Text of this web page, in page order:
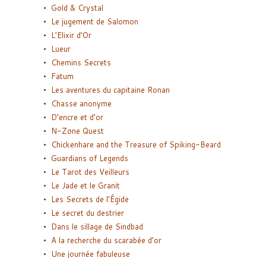
Gold & Crystal
Le jugement de Salomon
L’Elixir d’Or
Lueur
Chemins Secrets
Fatum
Les aventures du capitaine Ronan
Chasse anonyme
D’encre et d’or
N-Zone Quest
Chickenhare and the Treasure of Spiking-Beard
Guardians of Legends
Le Tarot des Veilleurs
Le Jade et le Granit
Les Secrets de l’Égide
Le secret du destrier
Dans le sillage de Sindbad
A la recherche du scarabée d’or
Une journée fabuleuse